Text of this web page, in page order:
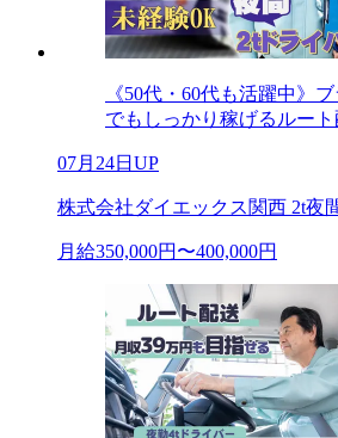
《50代・60代も活躍中》
でもしっかり稼げるルー
07月24日UP
株式会社ダイエックス関西 2t夜
月給350,000円〜400,000円